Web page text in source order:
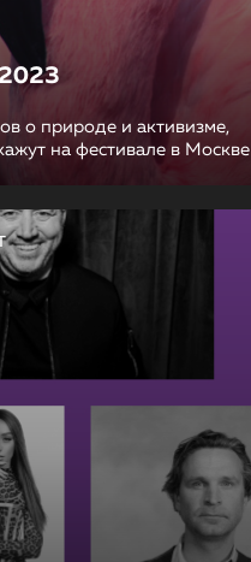
2023
о природе и активизме,
на фестивале в Москве